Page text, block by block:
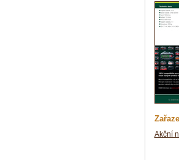
Akční